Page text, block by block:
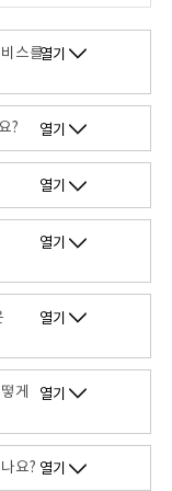
스를열기
? 열기
열기
열기
열기
게
열기
요? 열기